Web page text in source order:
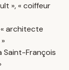
», « coiffeur
« architecte
Saint-François